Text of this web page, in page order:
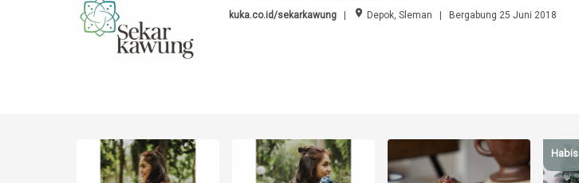
kuka.co.id/sekarkawung| room Depok, Sleman | Bergabung 25 Juni 2018
Habis